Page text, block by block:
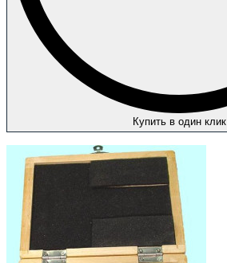
Купить в один клик